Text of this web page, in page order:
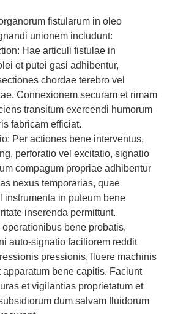
fistularum in oleo
unionem includunt:
Hae articuli fistulae in
et putei gasi adhibentur,
chordae terebro vel
Connexionem securam et rimam
transitum exercendi humorum
fabricam efficiat.
Per actiones bene interventus,
perforatio vel excitatio, signatio
compagum propriae adhibentur
nexus temporarias, quae
instrumenta in puteum bene
inserenda permittunt.
operationibus bene probatis,
auto-signatio faciliorem reddit
pressionis, fluere machinis
apparatum bene capitis. Faciunt
et vigilantias proprietatum et
dum salvam fluidorum